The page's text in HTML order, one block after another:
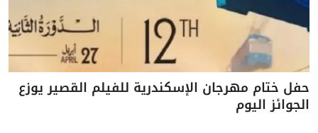
حفل ختام مهرجان الإسكندرية للفيلم القصير يوزع
الجوائز اليوم